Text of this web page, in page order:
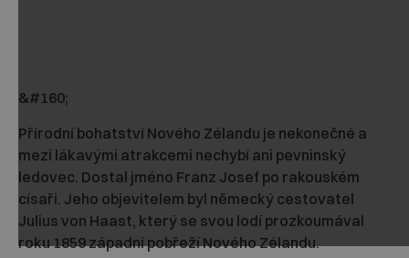
&#160;
Přírodní bohatství Nového Zélandu je nekonečné a
mezi lákavými atrakcemi nechybí ani pevninský
ledovec. Dostal jméno Franz Josef po rakouském
císaři. Jeho objevitelem byl německý cestovatel
Julius von Haast, který se svou lodí prozkoumával
roku 1859 západní pobřeží Nového Zélandu.